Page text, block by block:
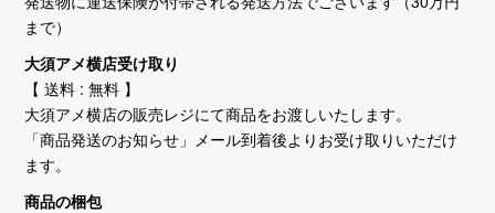
まで）
大須アメ横店受け取り
【 送料 : 無料 】
大須アメ横店の販売レジにて商品をお渡しいたします。
「商品発送のお知らせ」メール到着後よりお受け取りいただけ
ます。
商品の梱包